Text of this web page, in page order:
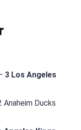
3 Los Angeles
Anaheim Ducks